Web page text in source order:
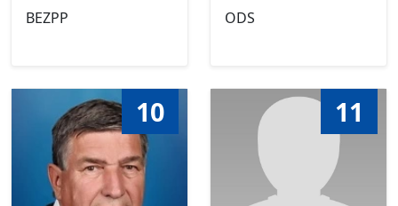
BEZPP ODS
10 11